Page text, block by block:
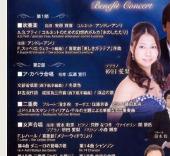
ローヒール
（シャンパン・スムース）
（22.5～26.0cm）
ローヒール 子供サイズ
（シャンパン・スムース）
（21.0～22.0cm）